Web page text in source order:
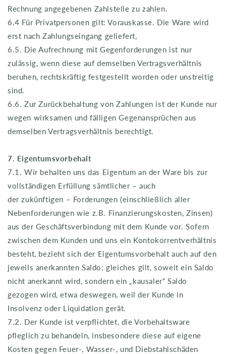
Rechnung angegebenen Zahlstelle zu zahlen.
6.4 Für Privatpersonen gilt: Vorauskasse. Die Ware wird
erst nach Zahlungseingang geliefert,
6.5. Die Aufrechnung mit Gegenforderungen ist nur
zulässig, wenn diese auf demselben Vertragsverhältnis
beruhen, rechtskräftig festgestellt worden oder unstreitig
sind.
6.6. Zur Zurückbehaltung von Zahlungen ist der Kunde nur
wegen wirksamen und fälligen Gegenansprüchen aus
demselben Vertragsverhältnis berechtigt.
7. Eigentumsvorbehalt
7.1. Wir behalten uns das Eigentum an der Ware bis zur
vollständigen Erfüllung sämtlicher – auch
der zukünftigen – Forderungen (einschließlich aller
Nebenforderungen wie z.B. Finanzierungskosten, Zinsen)
aus der Geschäftsverbindung mit dem Kunde vor. Sofern
zwischen dem Kunden und uns ein Kontokorrentverhältnis
besteht, bezieht sich der Eigentumsvorbehalt auch auf den
jeweils anerkannten Saldo; gleiches gilt, soweit ein Saldo
nicht anerkannt wird, sondern ein „kausaler“ Saldo
gezogen wird, etwa deswegen, weil der Kunde in
Insolvenz oder Liquidation gerät.
7.2. Der Kunde ist verpflichtet, die Vorbehaltsware
pfleglich zu behandeln, insbesondere diese auf eigene
Kosten gegen Feuer-, Wasser-, und Diebstahlschäden